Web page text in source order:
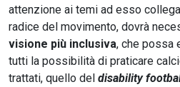
attenzione ai temi ad esso
radice del movimento, dovrà
visione più inclusiva, che possa
tutti la possibilità di praticare
trattati, quello del disability